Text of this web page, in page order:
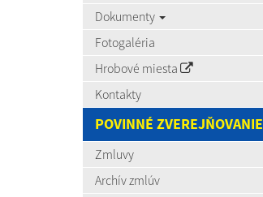
Dokumenty
Fotogaléria
Hrobové miesta
Kontakty
POVINNÉ ZVEREJŇOVANIE
Zmluvy
Archív zmlúv